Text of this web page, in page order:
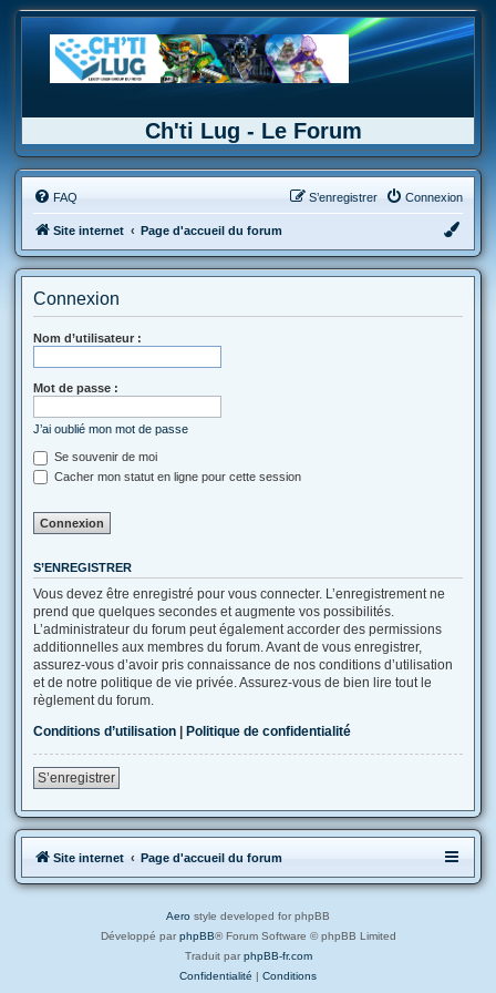
Ch'ti Lug - Le Forum
FAQ Connexion
S’enregistrer
Site internet Page d'accueil du forum
Connexion
Nom d’utilisateur :
Mot de passe :
J’ai oublié mon mot de passe
Se souvenir de moi
Cacher mon statut en ligne pour cette session
S’ENREGISTRER
Vous devez être enregistré pour vous connecter. L’enregistrement ne
prend que quelques secondes et augmente vos possibilités.
L’administrateur du forum peut également accorder des permissions
additionnelles aux membres du forum. Avant de vous enregistrer,
assurez-vous d’avoir pris connaissance de nos conditions d’utilisation
et de notre politique de vie privée. Assurez-vous de bien lire tout le
règlement du forum.
Conditions d’utilisation | Politique de confidentialité
S’enregistrer
Site internet Page d'accueil du forum
Aero style developed for phpBB
Développé par phpBB® Forum Software © phpBB Limited
Traduit par phpBB-fr.com
Confidentialité | Conditions